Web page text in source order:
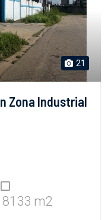
21
Zona Industrial
8133 m2